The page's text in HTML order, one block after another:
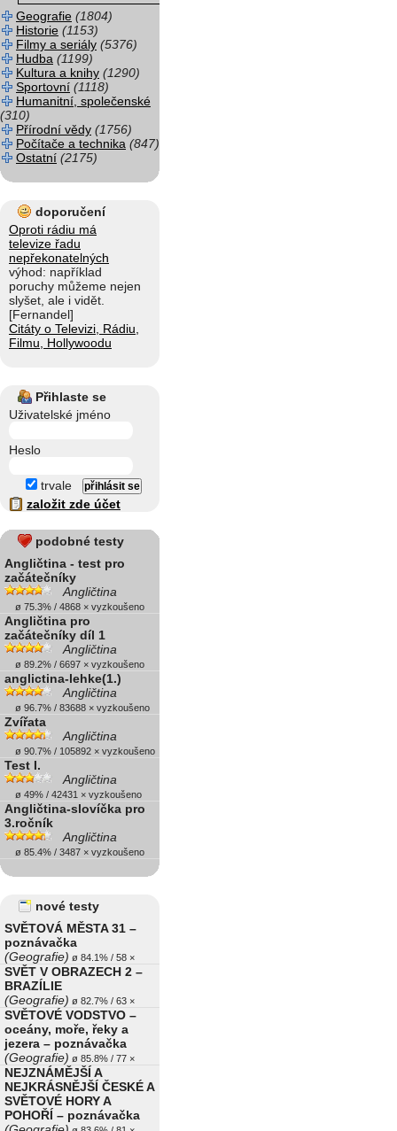
Geografie (1804)
Historie (1153)
Filmy a seriály (5376)
Hudba (1199)
Kultura a knihy (1290)
Sportovní (1118)
Humanitní, společenské
(310)
Přírodní vědy (1756)
Počítače a technika (847)
Ostatní (2175)
doporučení
Oproti rádiu má
televize řadu
nepřekonatelných
výhod: například
poruchy můžeme nejen
slyšet, ale i vidět.
[Fernandel]
Citáty o Televizi, Rádiu,
Filmu, Hollywoodu
Přihlaste se
Uživatelské jméno
Heslo
trvale
založit zde účet
podobné testy
Angličtina - test pro
začátečníky
Angličtina
ø 75.3% / 4868 × vyzkoušeno
Angličtina pro
začátečníky díl 1
Angličtina
ø 89.2% / 6697 × vyzkoušeno
anglictina-lehke(1.)
Angličtina
ø 96.7% / 83688 × vyzkoušeno
Zvířata
Angličtina
ø 90.7% / 105892 × vyzkoušeno
Test I.
Angličtina
ø 49% / 42431 × vyzkoušeno
Angličtina-slovíčka pro
3.ročník
Angličtina
ø 85.4% / 3487 × vyzkoušeno
nové testy
SVĚTOVÁ MĚSTA 31 –
poznávačka
(Geografie) ø 84.1% / 58 ×
SVĚT V OBRAZECH 2 –
BRAZÍLIE
(Geografie) ø 82.7% / 63 ×
SVĚTOVÉ VODSTVO –
oceány, moře, řeky a
jezera – poznávačka
(Geografie) ø 85.8% / 77 ×
NEJZNÁMĚJŠÍ A
NEJKRÁSNĚJŠÍ ČESKÉ A
SVĚTOVÉ HORY A
POHOŘÍ – poznávačka